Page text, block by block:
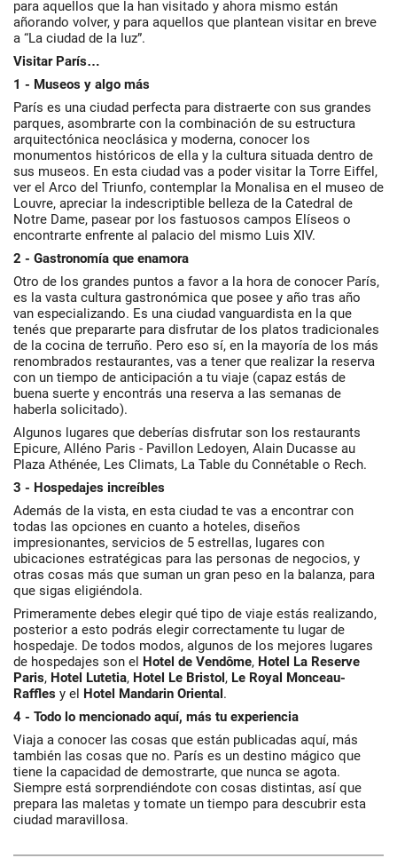
para aquellos que la han visitado y ahora mismo están
añorando volver, y para aquellos que plantean visitar en breve
a “La ciudad de la luz”.
Visitar París…
1 - Museos y algo más
París es una ciudad perfecta para distraerte con sus grandes
parques, asombrarte con la combinación de su estructura
arquitectónica neoclásica y moderna, conocer los
monumentos históricos de ella y la cultura situada dentro de
sus museos. En esta ciudad vas a poder visitar la Torre Eiffel,
ver el Arco del Triunfo, contemplar la Monalisa en el museo de
Louvre, apreciar la indescriptible belleza de la Catedral de
Notre Dame, pasear por los fastuosos campos Elíseos o
encontrarte enfrente al palacio del mismo Luis XIV.
2 - Gastronomía que enamora
Otro de los grandes puntos a favor a la hora de conocer París,
es la vasta cultura gastronómica que posee y año tras año
van especializando. Es una ciudad vanguardista en la que
tenés que prepararte para disfrutar de los platos tradicionales
de la cocina de terruño. Pero eso sí, en la mayoría de los más
renombrados restaurantes, vas a tener que realizar la reserva
con un tiempo de anticipación a tu viaje (capaz estás de
buena suerte y encontrás una reserva a las semanas de
haberla solicitado).
Algunos lugares que deberías disfrutar son los restaurants
Epicure, Alléno Paris - Pavillon Ledoyen, Alain Ducasse au
Plaza Athénée, Les Climats, La Table du Connétable o Rech.
3 - Hospedajes increíbles
Además de la vista, en esta ciudad te vas a encontrar con
todas las opciones en cuanto a hoteles, diseños
impresionantes, servicios de 5 estrellas, lugares con
ubicaciones estratégicas para las personas de negocios, y
otras cosas más que suman un gran peso en la balanza, para
que sigas eligiéndola.
Primeramente debes elegir qué tipo de viaje estás realizando,
posterior a esto podrás elegir correctamente tu lugar de
hospedaje. De todos modos, algunos de los mejores lugares
de hospedajes son el Hotel de Vendôme, Hotel La Reserve
Paris, Hotel Lutetia, Hotel Le Bristol, Le Royal Monceau-
Raffles y el Hotel Mandarin Oriental.
4 - Todo lo mencionado aquí, más tu experiencia
Viaja a conocer las cosas que están publicadas aquí, más
también las cosas que no. París es un destino mágico que
tiene la capacidad de demostrarte, que nunca se agota.
Siempre está sorprendiéndote con cosas distintas, así que
prepara las maletas y tomate un tiempo para descubrir esta
ciudad maravillosa.